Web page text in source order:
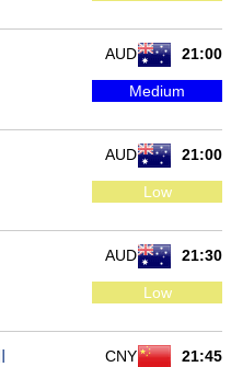
21:00
AUD
Medium
21:00
AUD
Low
21:30
AUD
Low
21:45
CNY